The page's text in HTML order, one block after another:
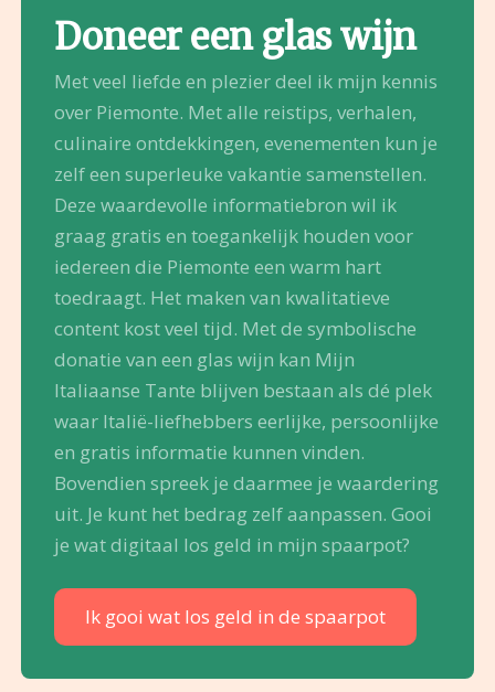
Doneer een glas wijn
Met veel liefde en plezier deel ik mijn kennis
over Piemonte. Met alle reistips, verhalen,
culinaire ontdekkingen, evenementen kun je
zelf een superleuke vakantie samenstellen.
Deze waardevolle informatiebron wil ik
graag gratis en toegankelijk houden voor
iedereen die Piemonte een warm hart
toedraagt. Het maken van kwalitatieve
content kost veel tijd. Met de symbolische
donatie van een glas wijn kan Mijn
Italiaanse Tante blijven bestaan als dé plek
waar Italië-liefhebbers eerlijke, persoonlijke
en gratis informatie kunnen vinden.
Bovendien spreek je daarmee je waardering
uit. Je kunt het bedrag zelf aanpassen. Gooi
je wat digitaal los geld in mijn spaarpot?
Ik gooi wat los geld in de spaarpot